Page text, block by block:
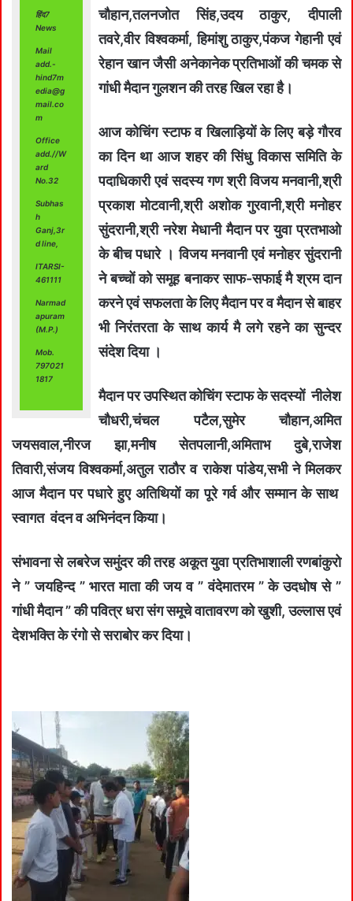
हिंद7
News
Mail
add.-
hind7m
edia@g
mail.co
m
Office
add.//W
ard
No.32
Subhas
h
Ganj,3r
d line,
ITARSI-
461111
Narmad
apuram
(M.P.)
Mob.
797021
1817
चौहान,तलनजोत सिंह,उदय ठाकुर, दीपाली
तवरे,वीर विश्वकर्मा, हिमांशु ठाकुर,पंकज गेहानी एवं
रेहान खान जैसी अनेकानेक प्रतिभाओं की चमक से
गांधी मैदान गुलशन की तरह खिल रहा है।
आज कोचिंग स्टाफ व खिलाड़ियों के लिए बड़े गौरव
का दिन था आज शहर की सिंधु विकास समिति के
पदाधिकारी एवं सदस्य गण श्री विजय मनवानी,श्री
प्रकाश मोटवानी,श्री अशोक गुरवानी,श्री मनोहर
सुंदरानी,श्री नरेश मेधानी मैदान पर युवा प्रतभाओ
के बीच पधारे । विजय मनवानी एवं मनोहर सुंदरानी
ने बच्चों को समूह बनाकर साफ-सफाई मै श्रम दान
करने एवं सफलता के लिए मैदान पर व मैदान से बाहर
भी निरंतरता के साथ कार्य मै लगे रहने का सुन्दर
संदेश दिया ।
मैदान पर उपस्थित कोचिंग स्टाफ के सदस्यों नीलेश
चौधरी,चंचल पटैल,सुमेर चौहान,अमित
जयसवाल,नीरज झा,मनीष सेतपलानी,अमिताभ दुबे,राजेश
तिवारी,संजय विश्वकर्मा,अतुल राठौर व राकेश पांडेय,सभी ने मिलकर
आज मैदान पर पधारे हुए अतिथियों का पूरे गर्व और सम्मान के साथ
स्वागत वंदन व अभिनंदन किया।
संभावना से लबरेज समुंदर की तरह अकूत युवा प्रतिभाशाली रणबांकुरो
ने ” जयहिन्द ” भारत माता की जय व ” वंदेमातरम ” के उदधोष से ”
गांधी मैदान ” की पवित्र धरा संग समूचे वातावरण को खुशी, उल्लास एवं
देशभक्ति के रंगो से सराबोर कर दिया।